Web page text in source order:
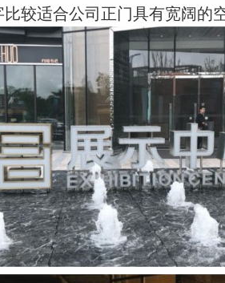
较适合公司正门具有宽阔的